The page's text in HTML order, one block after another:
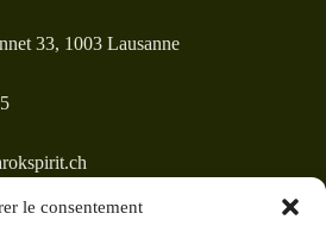
le consentement
33, 1003 Lausanne
droits réservés à
et ventes sont interdites !